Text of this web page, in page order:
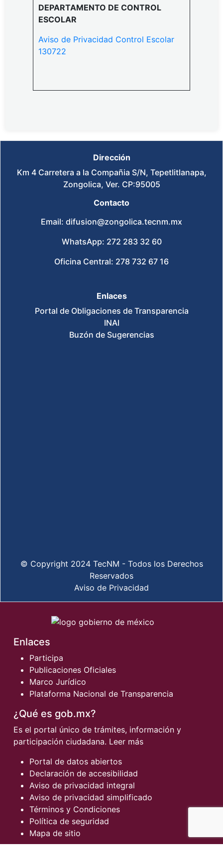
DEPARTAMENTO DE CONTROL
ESCOLAR
Aviso de Privacidad Control Escolar
130722
Dirección
Km 4 Carretera a la Compañia S/N, Tepetlitlanapa,
Zongolica, Ver. CP:95005
Contacto
Email: difusion@zongolica.tecnm.mx
WhatsApp: 272 283 32 60
Oficina Central: 278 732 67 16
Enlaces
Portal de Obligaciones de Transparencia
INAI
Buzón de Sugerencias
© Copyright 2024 TecNM - Todos los Derechos
Reservados
Aviso de Privacidad
Enlaces
Participa
Publicaciones Oficiales
Marco Jurídico
Plataforma Nacional de Transparencia
¿Qué es gob.mx?
Es el portal único de trámites, información y
participación ciudadana. Leer más
Portal de datos abiertos
Declaración de accesibilidad
Aviso de privacidad integral
Aviso de privacidad simplificado
Términos y Condiciones
Política de seguridad
Mapa de sitio